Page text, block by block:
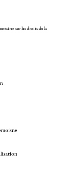
sur les droits de la